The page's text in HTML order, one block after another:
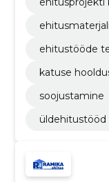
ehitustööde
katuse
soojustamine
üldehitustööd